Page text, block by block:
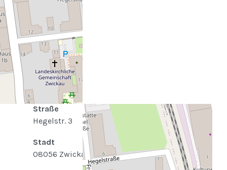
Fürbitten
vorbeten:
Vermeldungen:
Küster:in:
Straße
Hegelstr. 3
Stadt
08056 Zwickau